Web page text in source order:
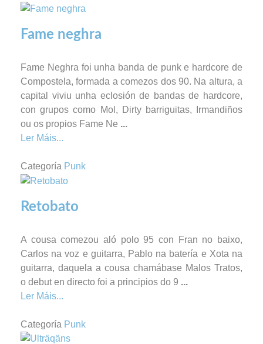
Fame neghra
Fame Neghra foi unha banda de punk e hardcore de
Compostela, formada a comezos dos 90. Na altura, a
capital viviu unha eclosión de bandas de hardcore,
con grupos como Mol, Dirty barriguitas, Irmandiños
ou os propios Fame Ne ...
Ler Máis...
Categoría Punk
Retobato
A cousa comezou aló polo 95 con Fran no baixo,
Carlos na voz e guitarra, Pablo na batería e Xota na
guitarra, daquela a cousa chamábase Malos Tratos,
o debut en directo foi a principios do 9 ...
Ler Máis...
Categoría Punk